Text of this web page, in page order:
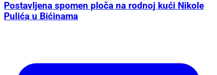
Postavljena spomen ploča na rodnoj kući Nikole
Pulića u Bićinama